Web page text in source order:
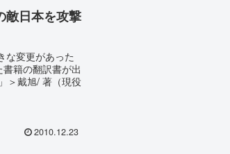
敵日本を攻撃
な変更があった
籍の翻訳書が出
＞戴旭/ 著（現役
2010.12.23